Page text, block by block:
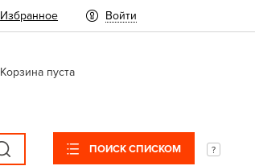
Избранное Войти
Корзина пуста
ПОИСК СПИСКОМ